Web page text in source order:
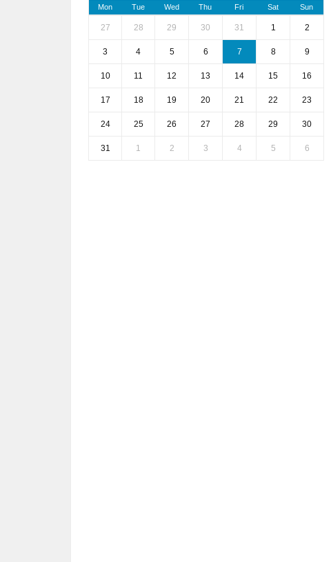
Mon Tue Wed Thu Fri Sat Sun
27 28 29 30 31 1 2
3 4 5 6 7 8 9
10 11 12 13 14 15 16
17 18 19 20 21 22 23
24 25 26 27 28 29 30
31 1 2 3 4 5 6